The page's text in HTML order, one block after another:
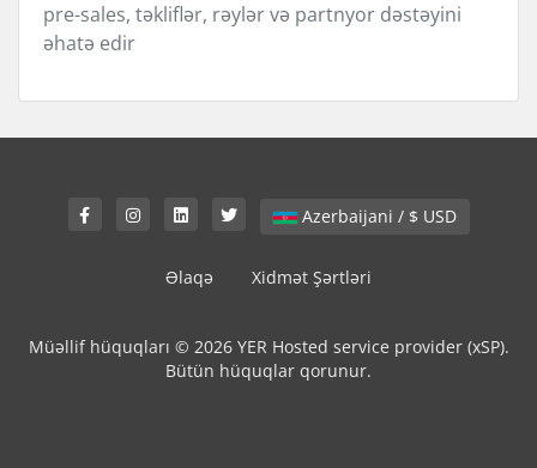
pre-sales, təkliflər, rəylər və partnyor dəstəyini
əhatə edir
Azerbaijani / $ USD
Əlaqə Xidmət Şərtləri
Müəllif hüquqları © 2026 YER Hosted service provider (xSP).
Bütün hüquqlar qorunur.